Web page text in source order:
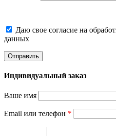
Даю свое согласие на
данных
Индивидуальный заказ
Ваше имя
Email или телефон *